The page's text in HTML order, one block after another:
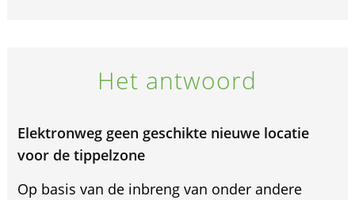
Het antwoord
Elektronweg geen geschikte nieuwe locatie
voor de tippelzone
Op basis van de inbreng van onder andere